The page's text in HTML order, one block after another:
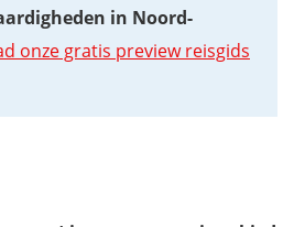
in Noord-
onze gratis preview reisgids